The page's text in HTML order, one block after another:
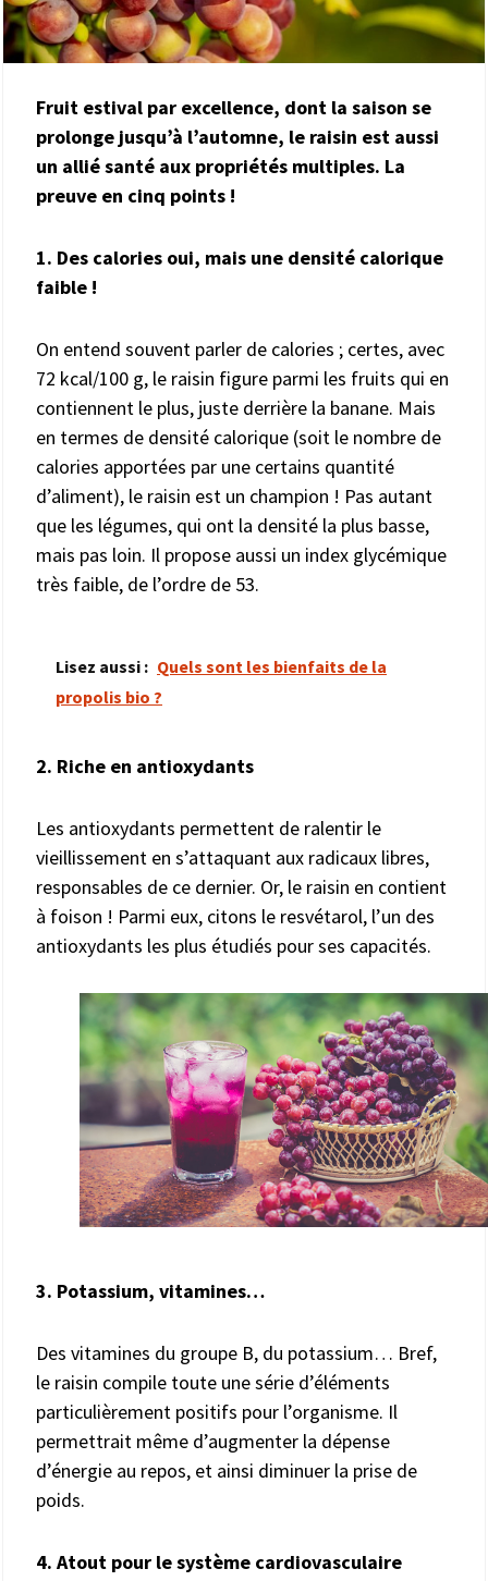
Fruit estival par excellence, dont la saison se
prolonge jusqu’à l’automne, le raisin est aussi
un allié santé aux propriétés multiples. La
preuve en cinq points !
1. Des calories oui, mais une densité calorique
faible !
On entend souvent parler de calories ; certes, avec
72 kcal/100 g, le raisin figure parmi les fruits qui en
contiennent le plus, juste derrière la banane. Mais
en termes de densité calorique (soit le nombre de
calories apportées par une certains quantité
d’aliment), le raisin est un champion ! Pas autant
que les légumes, qui ont la densité la plus basse,
mais pas loin. Il propose aussi un index glycémique
très faible, de l’ordre de 53.
Lisez aussi : Quels sont les bienfaits de la
propolis bio ?
2. Riche en antioxydants
Les antioxydants permettent de ralentir le
vieillissement en s’attaquant aux radicaux libres,
responsables de ce dernier. Or, le raisin en contient
à foison ! Parmi eux, citons le resvétarol, l’un des
antioxydants les plus étudiés pour ses capacités.
3. Potassium, vitamines…
Des vitamines du groupe B, du potassium… Bref,
le raisin compile toute une série d’éléments
particulièrement positifs pour l’organisme. Il
permettrait même d’augmenter la dépense
d’énergie au repos, et ainsi diminuer la prise de
poids.
4. Atout pour le système cardiovasculaire